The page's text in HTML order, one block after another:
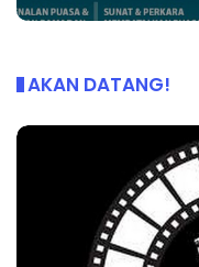
AKAN DATANG!